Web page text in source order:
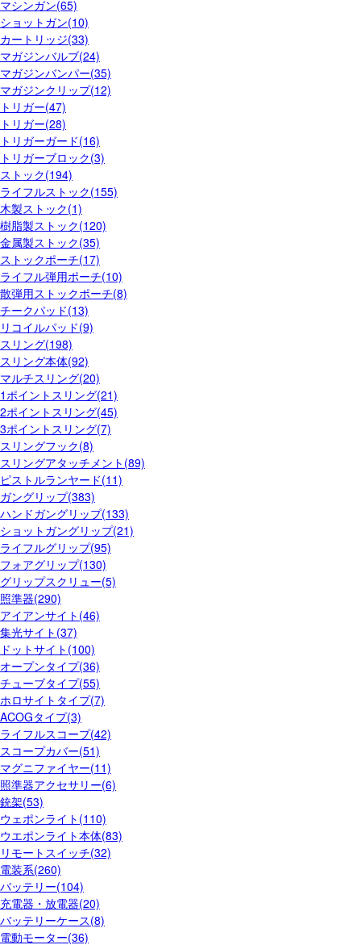
マシンガン(65)
ショットガン(10)
カートリッジ(33)
マガジンバルブ(24)
マガジンバンパー(35)
マガジンクリップ(12)
トリガー(47)
トリガー(28)
トリガーガード(16)
トリガーブロック(3)
ストック(194)
ライフルストック(155)
木製ストック(1)
樹脂製ストック(120)
金属製ストック(35)
ストックポーチ(17)
ライフル弾用ポーチ(10)
散弾用ストックポーチ(8)
チークパッド(13)
リコイルパッド(9)
スリング(198)
スリング本体(92)
マルチスリング(20)
1ポイントスリング(21)
2ポイントスリング(45)
3ポイントスリング(7)
スリングフック(8)
スリングアタッチメント(89)
ピストルランヤード(11)
ガングリップ(383)
ハンドガングリップ(133)
ショットガングリップ(21)
ライフルグリップ(95)
フォアグリップ(130)
グリップスクリュー(5)
照準器(290)
アイアンサイト(46)
集光サイト(37)
ドットサイト(100)
オープンタイプ(36)
チューブタイプ(55)
ホロサイトタイプ(7)
ACOGタイプ(3)
ライフルスコープ(42)
スコープカバー(51)
マグニファイヤー(11)
照準器アクセサリー(6)
銃架(53)
ウェポンライト(110)
ウエポンライト本体(83)
リモートスイッチ(32)
電装系(260)
バッテリー(104)
充電器・放電器(20)
バッテリーケース(8)
電動モーター(36)